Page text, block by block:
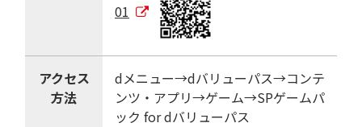
01
アクセス
方法
dメニュー→dバリューパス→コンテ
ンツ・アプリ→ゲーム→SPゲームパ
ック for dバリューパス